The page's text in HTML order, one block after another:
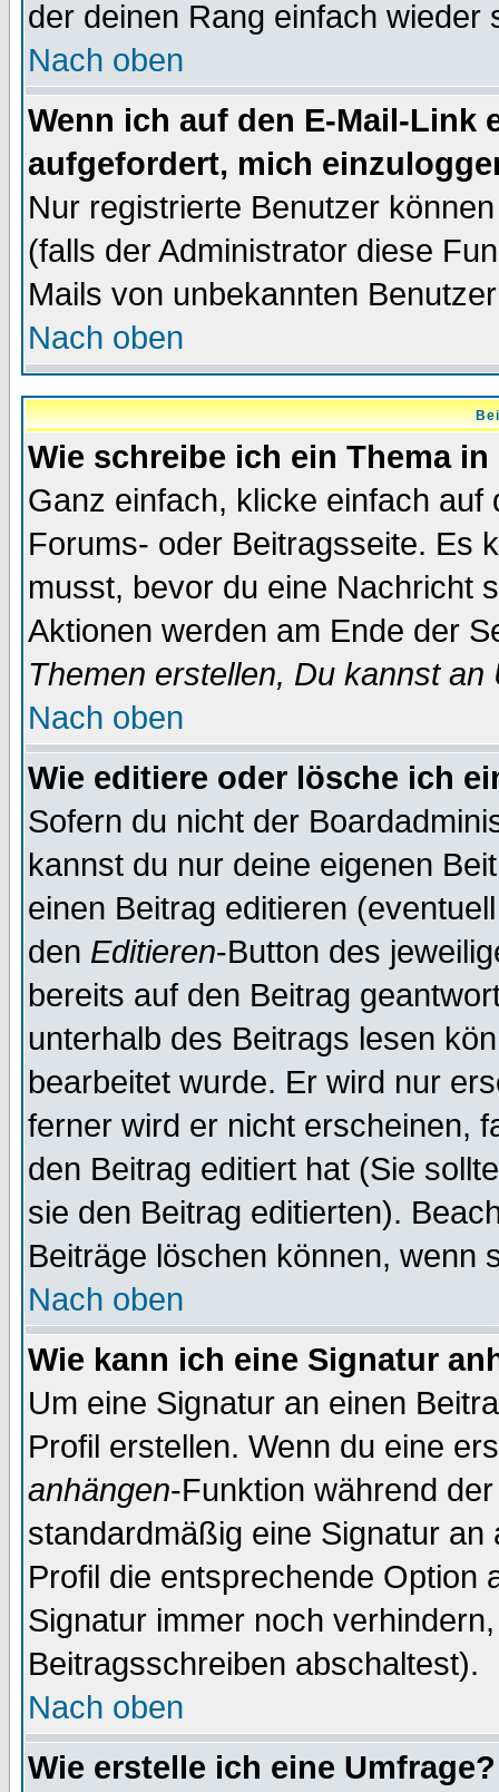
der deinen Rang einfach wieder
Nach oben
Wenn ich auf den E-Mail-Link
aufgefordert, mich
Nur registrierte Benutzer
(falls der Administrator diese
Mails von unbekannten
Nach oben
Wie schreibe ich ein Thema
Ganz einfach, klicke einfach
Forums- oder Beitragsseite. Es
musst, bevor du eine Nachricht
Aktionen werden am Ende der
Themen erstellen, Du kannst
Nach oben
Wie editiere oder lösche ich
Sofern du nicht der
kannst du nur deine eigenen
einen Beitrag editieren
den Editieren-Button des
bereits auf den Beitrag
unterhalb des Beitrags lesen
bearbeitet wurde. Er wird nur
ferner wird er nicht erscheinen,
den Beitrag editiert hat (Sie
sie den Beitrag editierten).
Beiträge löschen können, wenn
Nach oben
Wie kann ich eine Signatur
Um eine Signatur an einen
Profil erstellen. Wenn du eine
anhängen-Funktion während
standardmäßig eine Signatur
Profil die entsprechende Option
Signatur immer noch
Beitragsschreiben abschaltest).
Nach oben
Wie erstelle ich eine Umfrage?